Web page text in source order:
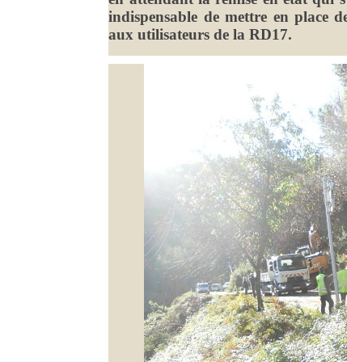
indispensable de mettre en place
aux utilisateurs de la RD17.